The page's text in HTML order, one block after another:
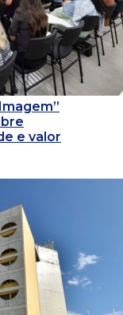
e valor